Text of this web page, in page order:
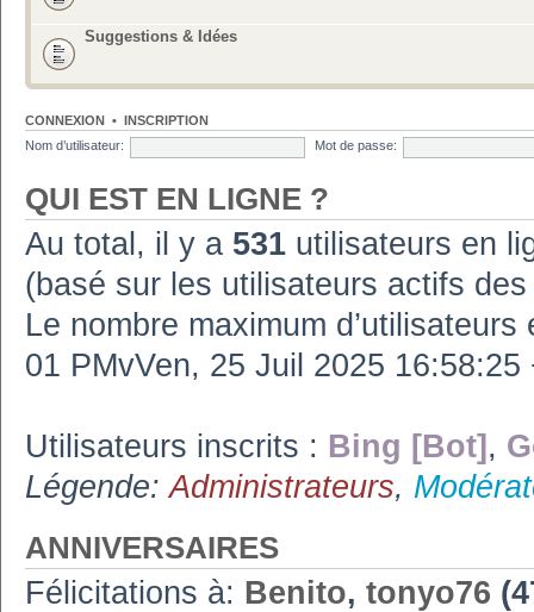
Suggestions & Idées
CONNEXION • INSCRIPTION
Nom d’utilisateur:
Mot de passe:
QUI EST EN LIGNE ?
Au total, il y a 531 utilisateurs en
(basé sur les utilisateurs actifs
Le nombre maximum
01 PMvVen, 25 Juil 2025
Utilisateurs inscrits : Bing [Bot] ,
Légende:Administrateurs,
ANNIVERSAIRES
Félicitations à: Benito, tonyo76